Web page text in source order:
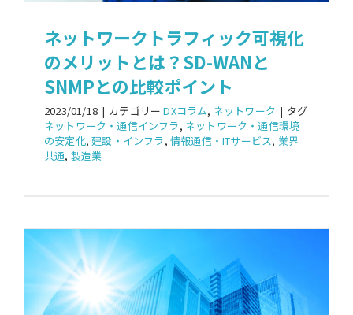
ネットワークトラフィック可視化
のメリットとは？SD-WANと
SNMPとの比較ポイント
2023/01/18 | カテゴリーDXコラム, ネットワーク | タグ
ネットワーク・通信インフラ, ネットワーク・通信環境
の安定化,建設・インフラ,情報通信・ITサービス, 業界
共通, 製造業